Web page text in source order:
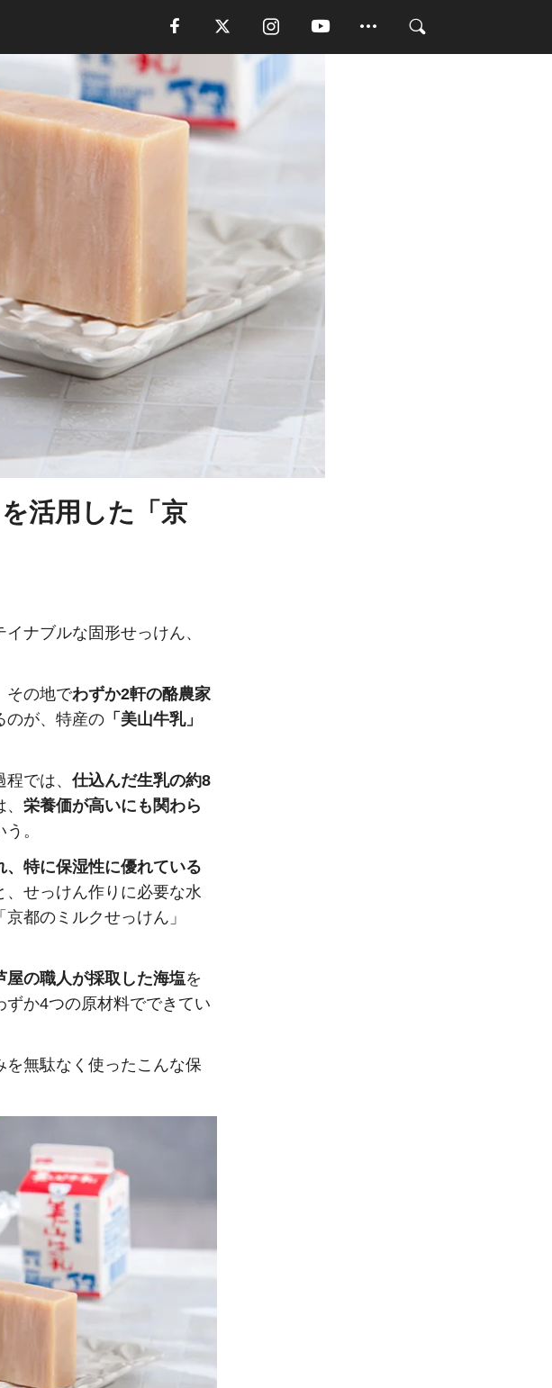
活用した「京
ナブルな固形せっけん、
その地でわずか2軒の酪農家
のが、特産の 「美山牛乳」
では、 仕込んだ生乳の約8
栄養価が高いにも関わら
。
特に保湿性に優れている
せっけん作りに必要な水
都のミルクせっけん」
屋の職人が採取した海塩を
ずか4つの原材料でできてい
無駄なく使ったこんな保